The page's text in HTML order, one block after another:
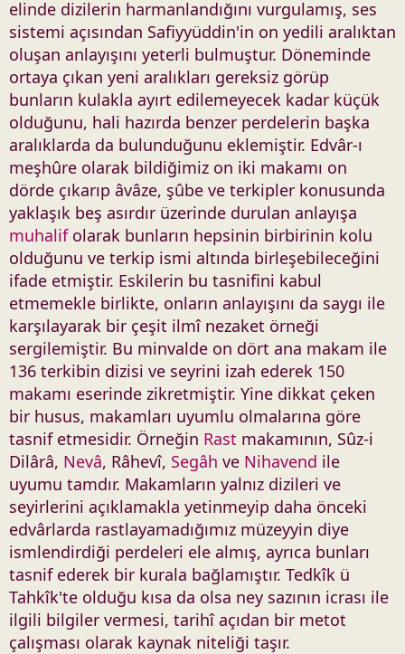
elinde dizilerin harmanlandığını vurgulamış, ses
sistemi açısından Safiyyüddin'in on yedili aralıktan
oluşan anlayışını yeterli bulmuştur. Döneminde
ortaya çıkan yeni aralıkları gereksiz görüp
bunların kulakla ayırt edilemeyecek kadar küçük
olduğunu, hali hazırda benzer perdelerin başka
aralıklarda da bulunduğunu eklemiştir. Edvâr-ı
meşhûre olarak bildiğimiz on iki makamı on
dörde çıkarıp âvâze, şûbe ve terkipler konusunda
yaklaşık beş asırdır üzerinde durulan anlayışa
muhalifolarak bunların hepsinin birbirinin kolu
olduğunu ve terkip ismi altında birleşebileceğini
ifade etmiştir. Eskilerin bu tasnifini kabul
etmemekle birlikte, onların anlayışını da saygı ile
karşılayarak bir çeşit ilmî nezaket örneği
sergilemiştir. Bu minvalde on dört ana makam ile
136 terkibin dizisi ve seyrini izah ederek 150
makamı eserinde zikretmiştir. Yine dikkat çeken
bir husus, makamları uyumlu olmalarına göre
tasnif etmesidir. Örneğin Rast makamının, Sûz-i
Dilârâ, Nevâ, Râhevî, Segâh ve Nihavend ile
uyumu tamdır. Makamların yalnız dizileri ve
seyirlerini açıklamakla yetinmeyip daha önceki
edvârlarda rastlayamadığımız müzeyyin diye
ismlendirdiği perdeleri ele almış, ayrıca bunları
tasnif ederek bir kurala bağlamıştır. Tedkîk ü
Tahkîk'te olduğu kısa da olsa ney sazının icrası ile
ilgili bilgiler vermesi, tarihî açıdan bir metot
çalışması olarak kaynak niteliği taşır.